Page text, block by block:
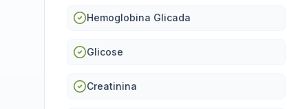
Hemoglobina Glicada
Glicose
Creatinina